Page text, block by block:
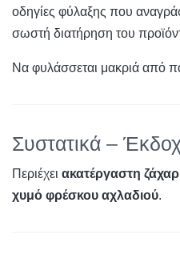
οδηγίες φύλαξης που
σωστή διατήρηση του
Να φυλάσσεται μακριά από
Συστατικά –
Περιέχει ακατέργαστη
χυμό φρέσκου αχλαδιού.